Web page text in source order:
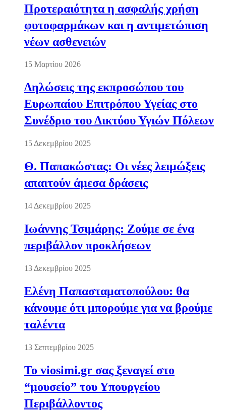
Προτεραιότητα η ασφαλής χρήση
φυτοφαρμάκων και η αντιμετώπιση
νέων ασθενειών
15 Μαρτίου 2026
Δηλώσεις της εκπροσώπου του
Ευρωπαίου Επιτρόπου Υγείας στο
Συνέδριο του Δικτύου Υγιών Πόλεων
15 Δεκεμβρίου 2025
Θ. Παπακώστας: Οι νέες λειμώξεις
απαιτούν άμεσα δράσεις
14 Δεκεμβρίου 2025
Ιωάννης Τσιμάρης: Ζούμε σε ένα
περιβάλλον προκλήσεων
13 Δεκεμβρίου 2025
Ελένη Παπασταματοπούλου: θα
κάνουμε ότι μπορούμε για να βρούμε
ταλέντα
13 Σεπτεμβρίου 2025
Το viosimi.gr σας ξεναγεί στο
“μουσείο” του Υπουργείου
Περιβάλλοντος